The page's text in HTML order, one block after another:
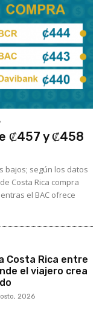
₡457 y ₡458
bajos; según los datos
Costa Rica compra
el BAC ofrece
Costa Rica entre
el viajero crea
2026